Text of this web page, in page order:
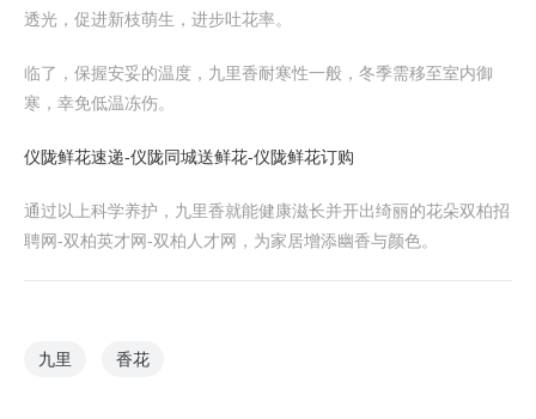
透光，促进新枝萌生，进步吐花率。
临了，保握安妥的温度，九里香耐寒性一般，冬季需移至室内御
寒，幸免低温冻伤。
仪陇鲜花速递-仪陇同城送鲜花-仪陇鲜花订购
通过以上科学养护，九里香就能健康滋长并开出绮丽的花朵双柏招
聘网-双柏英才网-双柏人才网，为家居增添幽香与颜色。
九里 香花